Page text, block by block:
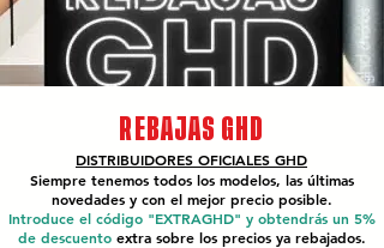
REBAJAS GHD
DISTRIBUIDORES OFICIALES GHD
Siempre tenemos todos los modelos, las últimas
novedades y con el mejor precio posible.
Introduce el código "EXTRAGHD" y obtendrás un 5%
de descuento extra sobre los precios ya rebajados.